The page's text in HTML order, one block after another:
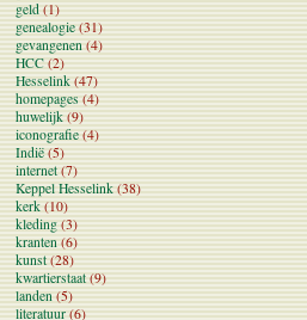
geld (1)
genealogie (31)
gevangenen (4)
HCC (2)
Hesselink (47)
homepages (4)
huwelijk (9)
iconografie (4)
Indië (5)
internet (7)
Keppel Hesselink (38)
kerk (10)
kleding (3)
kranten (6)
kunst (28)
kwartierstaat (9)
landen (5)
literatuur (6)